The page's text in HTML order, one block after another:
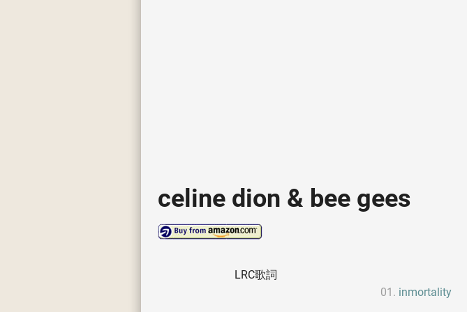
celine dion & bee gees
LRC歌詞
inmortality